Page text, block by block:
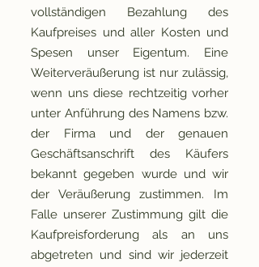
vollständigen Bezahlung des
Kaufpreises und aller Kosten und
Spesen unser Eigentum. Eine
Weiterveräußerung ist nur zulässig,
wenn uns diese rechtzeitig vorher
unter Anführung des Namens bzw.
der Firma und der genauen
Geschäftsanschrift des Käufers
bekannt gegeben wurde und wir
der Veräußerung zustimmen. Im
Falle unserer Zustimmung gilt die
Kaufpreisforderung als an uns
abgetreten und sind wir jederzeit